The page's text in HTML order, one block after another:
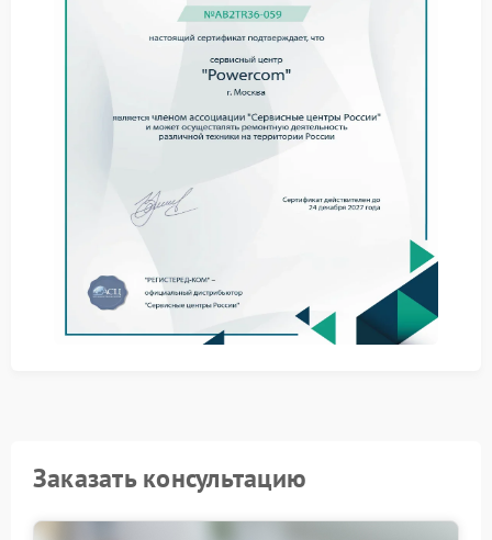
действиям
Прежде чем обращаться за ремонтом Powercom,
попробуйте выполнить простые шаги:
Отключите ИБП от электросети и дайте ему остыть
что они исправны.
Подключите устройство напрямую к розетке, минуя
производителя.
Ремонт в сервисном центре
для качественного устранения неполадок.
длительное использование ИБП в некорректном
Заказать консультацию